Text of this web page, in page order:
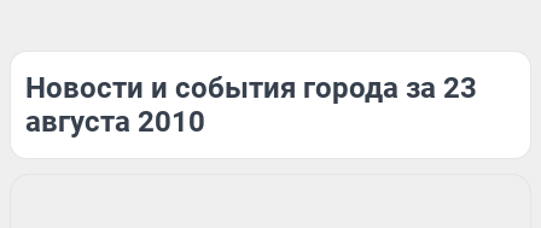
Новости и события города за 23
августа 2010